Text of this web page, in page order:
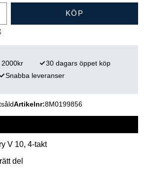
KÖP
Artikelnr 8M0199856
30 dagars öppet köp
Snabba leveranser
V 10, 4-takt
del